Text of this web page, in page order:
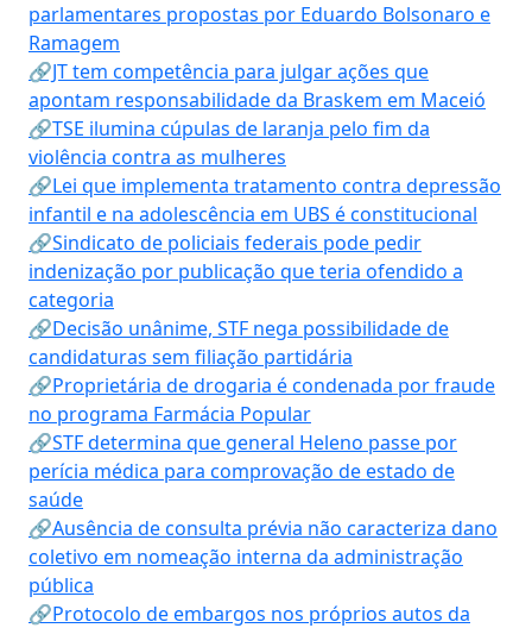
parlamentares propostas por Eduardo Bolsonaro e
Ramagem
🔗JT tem competência para julgar ações que
apontam responsabilidade da Braskem em Maceió
🔗TSE ilumina cúpulas de laranja pelo fim da
violência contra as mulheres
🔗Lei que implementa tratamento contra depressão
infantil e na adolescência em UBS é constitucional
🔗Sindicato de policiais federais pode pedir
indenização por publicação que teria ofendido a
categoria
🔗Decisão unânime, STF nega possibilidade de
candidaturas sem filiação partidária
🔗Proprietária de drogaria é condenada por fraude
no programa Farmácia Popular
🔗STF determina que general Heleno passe por
perícia médica para comprovação de estado de
saúde
🔗Ausência de consulta prévia não caracteriza dano
coletivo em nomeação interna da administração
pública
🔗Protocolo de embargos nos próprios autos da